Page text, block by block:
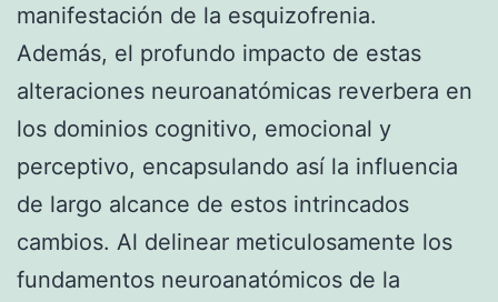
manifestación de la esquizofrenia.
Además, el profundo impacto de estas
alteraciones neuroanatómicas reverbera en
los dominios cognitivo, emocional y
perceptivo, encapsulando así la influencia
de largo alcance de estos intrincados
cambios. Al delinear meticulosamente los
fundamentos neuroanatómicos de la